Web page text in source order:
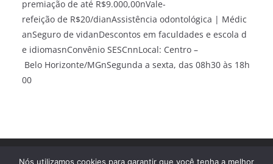
premiação de até R$9.000,00nVale-
refeição de R$20/dianAssistência odontológica | Médic
anSeguro de vidanDescontos em faculdades e escola d
e idiomasnConvênio SESCnnLocal: Centro –
Belo Horizonte/MGnSegunda a sexta, das 08h30 às 18h
00
Nós utilizamos cookies para garantir que você tenha a melhor